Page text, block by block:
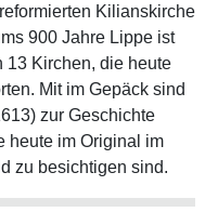
Kilianskirche
900 Jahre Lippe ist
13 Kirchen, die heute
Mit im Gepäck sind
zur Geschichte
heute im Original im
zu besichtigen sind.